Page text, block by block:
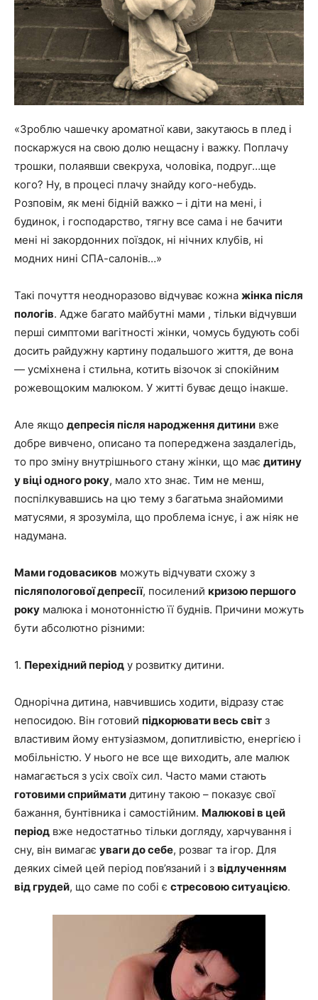
«Зроблю чашечку ароматної кави, закутаюсь в плед і
поскаржуся на свою долю нещасну і важку. Поплачу
трошки, полаявши свекруха, чоловіка, подруг…ще
кого? Ну, в процесі плачу знайду кого-небудь.
Розповім, як мені бідній важко – і діти на мені, і
будинок, і господарство, тягну все сама і не бачити
мені ні закордонних поїздок, ні нічних клубів, ні
модних нині СПА-салонів…»
Такі почуття неодноразово відчуває кожна жінка після
пологів. Адже багато майбутні мами , тільки відчувши
перші симптоми вагітності жінки, чомусь будують собі
досить райдужну картину подальшого життя, де вона
— усміхнена і стильна, котить візочок зі спокійним
рожевощоким малюком. У житті буває дещо інакше.
Але якщо депресія після народження дитини вже
добре вивчено, описано та попереджена заздалегідь,
то про зміну внутрішнього стану жінки, що має дитину
у віці одного року, мало хто знає. Тим не менш,
поспілкувавшись на цю тему з багатьма знайомими
матусями, я зрозуміла, що проблема існує, і аж ніяк не
надумана.
Мами годовасиков можуть відчувати схожу з
післяпологової депресії, посилений кризою першого
року малюка і монотонністю її буднів. Причини можуть
бути абсолютно різними:
1. Перехідний період у розвитку дитини.
Однорічна дитина, навчившись ходити, відразу стає
непосидою. Він готовий підкорювати весь світ з
властивим йому ентузіазмом, допитливістю, енергією і
мобільністю. У нього не все ще виходить, але малюк
намагається з усіх своїх сил. Часто мами стають
готовими сприймати дитину такою – показує свої
бажання, бунтівника і самостійним. Малюкові в цей
період вже недостатньо тільки догляду, харчування і
сну, він вимагає уваги до себе, розваг та ігор. Для
деяких сімей цей період пов’язаний і з відлученням
від грудей, що саме по собі є стресовою ситуацією.